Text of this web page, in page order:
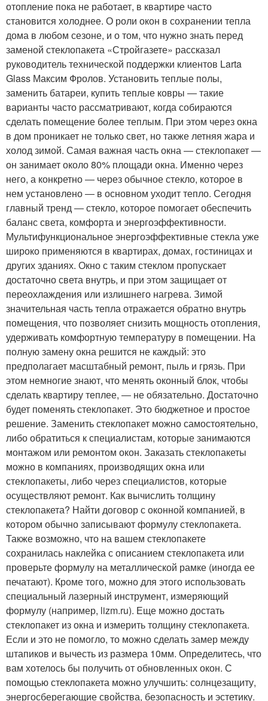
отопление пока не работает, в квартире часто
становится холоднее. О роли окон в сохранении тепла
дома в любом сезоне, и о том, что нужно знать перед
заменой стеклопакета «Стройгазете» рассказал
руководитель технической поддержки клиентов Larta
Glass Максим Фролов. Установить теплые полы,
заменить батареи, купить теплые ковры ― такие
варианты часто рассматривают, когда собираются
сделать помещение более теплым. При этом через окна
в дом проникает не только свет, но также летняя жара и
холод зимой. Самая важная часть окна ― стеклопакет ―
он занимает около 80% площади окна. Именно через
него, а конкретно ― через обычное стекло, которое в
нем установлено ― в основном уходит тепло. Сегодня
главный тренд ― стекло, которое помогает обеспечить
баланс света, комфорта и энергоэффективности.
Мультифункциональное энергоэффективные стекла уже
широко применяются в квартирах, домах, гостиницах и
других зданиях. Окно с таким стеклом пропускает
достаточно света внутрь, и при этом защищает от
переохлаждения или излишнего нагрева. Зимой
значительная часть тепла отражается обратно внутрь
помещения, что позволяет снизить мощность отопления,
удерживать комфортную температуру в помещении. На
полную замену окна решится не каждый: это
предполагает масштабный ремонт, пыль и грязь. При
этом немногие знают, что менять оконный блок, чтобы
сделать квартиру теплее, ― не обязательно. Достаточно
будет поменять стеклопакет. Это бюджетное и простое
решение. Заменить стеклопакет можно самостоятельно,
либо обратиться к специалистам, которые занимаются
монтажом или ремонтом окон. Заказать стеклопакеты
можно в компаниях, производящих окна или
стеклопакеты, либо через специалистов, которые
осуществляют ремонт. Как вычислить толщину
стеклопакета? Найти договор с оконной компанией, в
котором обычно записывают формулу стеклопакета.
Также возможно, что на вашем стеклопакете
сохранилась наклейка с описанием стеклопакета или
проверьте формулу на металлической рамке (иногда ее
печатают). Кроме того, можно для этого использовать
специальный лазерный инструмент, измеряющий
формулу (например, lizm.ru). Еще можно достать
стеклопакет из окна и измерить толщину стеклопакета.
Если и это не помогло, то можно сделать замер между
штапиков и вычесть из размера 10мм. Определитесь, что
вам хотелось бы получить от обновленных окон. С
помощью стеклопакета можно улучшить: солнцезащиту,
энергосберегающие свойства, безопасность и эстетику.